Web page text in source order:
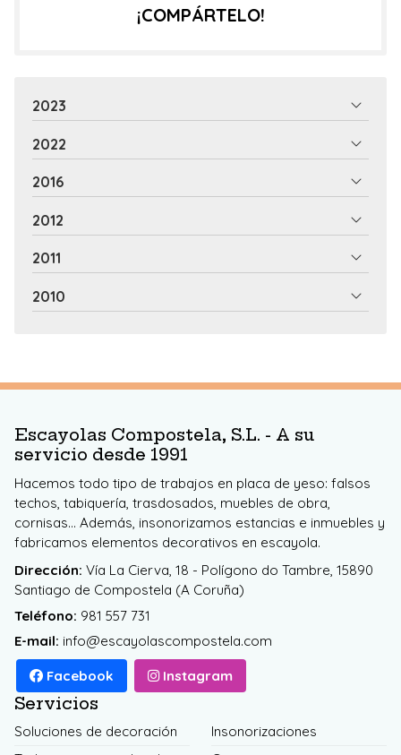
¡COMPÁRTELO!
2023
2022
2016
2012
2011
2010
Escayolas Compostela, S.L. - A su
servicio desde 1991
Hacemos todo tipo de trabajos en placa de yeso: falsos
techos, tabiquería, trasdosados, muebles de obra,
cornisas... Además, insonorizamos estancias e inmuebles y
fabricamos elementos decorativos en escayola.
Dirección: Vía La Cierva, 18 - Polígono do Tambre, 15890
Santiago de Compostela (A Coruña)
Teléfono: 981 557 731
E-mail: info@escayolascompostela.com
Facebook Instagram
Servicios
Soluciones de decoración
Insonorizaciones